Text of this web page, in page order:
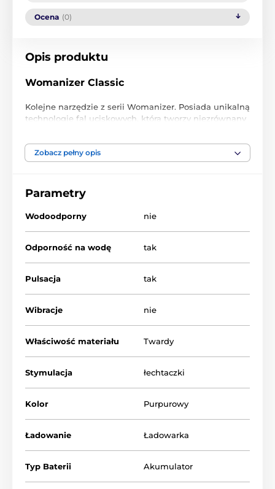
Ocena (0)
Opis produktu
Womanizer Classic
Kolejne narzędzie z serii Womanizer. Posiada unikalną
technologię fal uciskowych, która tworzy niezrównany
intensywności. Bardzo proste sterowanie. Narzędzie
jest również wodoodporne i będzie Twoim
towarzyszem nawet podczas zabawy pod prysznicem
orgazmu. Ładowanie za pomocą magnetycznego
kabla USB.
Produkt znajduje się w kategoriach
Womanizer
Zobacz pełny opis
Parametry
Wodoodporny nie
Odporność na wodę tak
Pulsacja tak
Wibracje nie
Właściwość materiału Twardy
Stymulacja łechtaczki
Kolor Purpurowy
Ładowanie Ładowarka
Typ Baterii Akumulator